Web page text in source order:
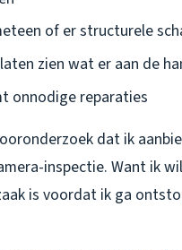
of er structurele
zien wat er aan de
onnodige reparaties
dat ik
inspectie. Want ik
is voordat ik ga